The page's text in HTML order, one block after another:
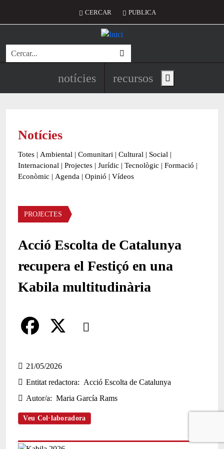
Menú del compte d'usuari
CERCAR PUBLICA
Cerca
Navegació principal de
notícies recursos Show main menu
Notícies
Totes | Ambiental | Comunitari | Cultural | Social |
Internacional | Projectes | Jurídic | Tecnològic | Formació |
Econòmic | Agenda | Opinió | Vídeos
Àmbit de la notícia
PROJECTES
Acció Escolta de Catalunya
recupera el Festiçó en una
Kabila multitudinària
Comparteix
a
c
e
21/05/2026
Entitat redactora
Acció Escolta de Catalunya
Autor/a
Maria García Rams
Veu Col·laboradora